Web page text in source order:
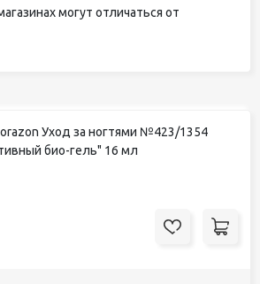
могут отличаться от
Уход за ногтями №423/1354
био-гель" 16 мл